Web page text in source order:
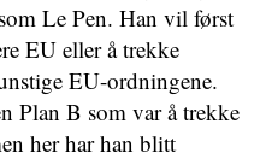
Le Pen. Han vil først
EU eller å trekke
EU-ordningene.
Plan B som var å trekke
her har han blitt